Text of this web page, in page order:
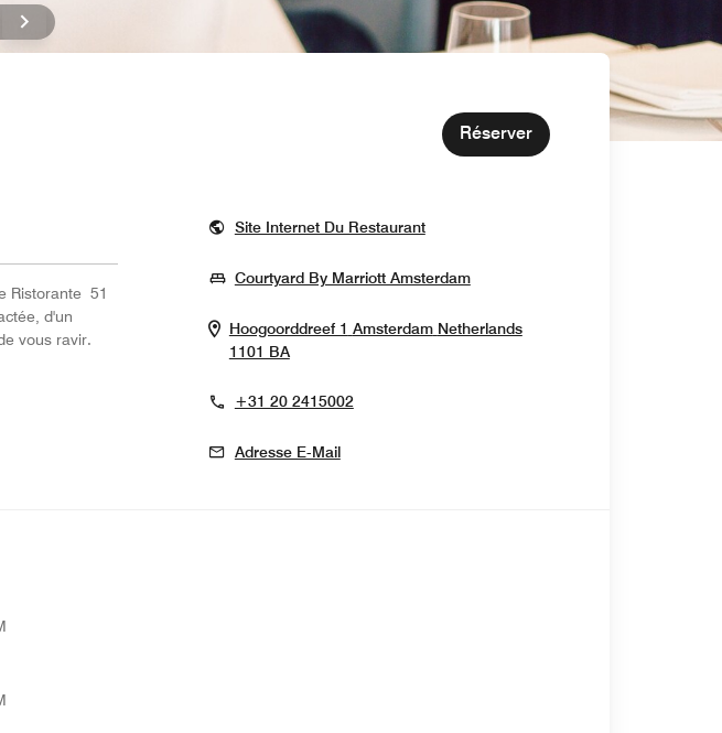
Réserver
Ristorante 51
d'un
vous ravir.
Site Internet Du RestaurantOpens In New Window
Courtyard By Marriott AmsterdamOpens In New Window
Hoogoorddreef 1 Amsterdam Netherlands
1101 BAOpens In New Window
+31 20 2415002
Adresse E-Mail